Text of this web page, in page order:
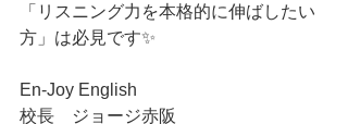
「リスニング力を本格的に伸ばしたい
方」は必見です✨
En-Joy English
校長　ジョージ赤阪